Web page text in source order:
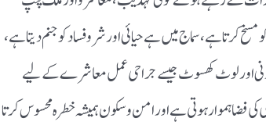
کرتا ہے ، سماج میں ہے حیائی اور شروفساد کو جنم دیتا ہے ،
زنی اور لوٹ کھسوٹ جیسے جراحی عمل معاشرے کے لیے
ہموار ہوتی ہے اور امن وسکون ہمیشہ خطرہ محسوس کرتا